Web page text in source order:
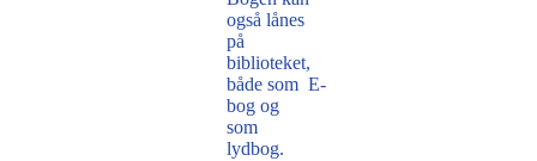
også lånes
på
biblioteket,
både som E-
bog og
som
lydbog.